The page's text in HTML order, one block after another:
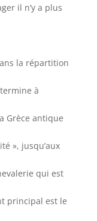
il n’y a plus
la répartition
à
Grèce antique
», jusqu’aux
qui est
principal est le